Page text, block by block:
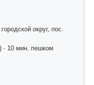
округ, пос.
· 10 мин. пешком